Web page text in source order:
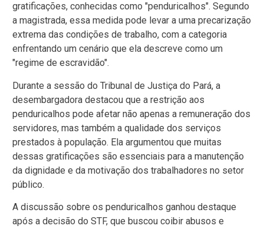
gratificações, conhecidas como "penduricalhos". Segundo
a magistrada, essa medida pode levar a uma precarização
extrema das condições de trabalho, com a categoria
enfrentando um cenário que ela descreve como um
"regime de escravidão".
Durante a sessão do Tribunal de Justiça do Pará, a
desembargadora destacou que a restrição aos
penduricalhos pode afetar não apenas a remuneração dos
servidores, mas também a qualidade dos serviços
prestados à população. Ela argumentou que muitas
dessas gratificações são essenciais para a manutenção
da dignidade e da motivação dos trabalhadores no setor
público.
A discussão sobre os penduricalhos ganhou destaque
após a decisão do STF, que buscou coibir abusos e